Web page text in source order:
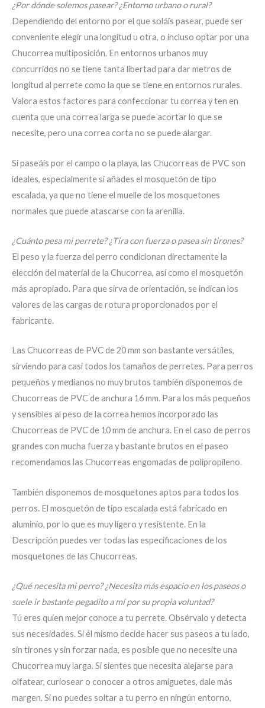
¿Por dónde solemos pasear? ¿Entorno urbano o rural?
Dependiendo del entorno por el que soláis pasear, puede ser
conveniente elegir una longitud u otra, o incluso optar por una
Chucorrea multiposición. En entornos urbanos muy
concurridos no se tiene tanta libertad para dar metros de
longitud al perrete como la que se tiene en entornos rurales.
Valora estos factores para confeccionar tu correa y ten en
cuenta que una correa larga se puede acortar lo que se
necesite, pero una correa corta no se puede alargar.
Si paseáis por el campo o la playa, las Chucorreas de PVC son
ideales, especialmente si añades el mosquetón de tipo
escalada, ya que no tiene el muelle de los mosquetones
normales que puede atascarse con la arenilla.
¿Cuánto pesa mi perrete? ¿Tira con fuerza o pasea sin tirones?
El peso y la fuerza del perro condicionan directamente la
elección del material de la Chucorrea, así como el mosquetón
más apropiado. Para que sirva de orientación, se indican los
valores de las cargas de rotura proporcionados por el
fabricante.
Las Chucorreas de PVC de 20 mm son bastante versátiles,
sirviendo para casi todos los tamaños de perretes. Para perros
pequeños y medianos no muy brutos también disponemos de
Chucorreas de PVC de anchura 16 mm. Para los más pequeños
y sensibles al peso de la correa hemos incorporado las
Chucorreas de PVC de 10 mm de anchura. En el caso de perros
grandes con mucha fuerza y bastante brutos en el paseo
recomendamos las Chucorreas engomadas de polipropileno.
También disponemos de mosquetones aptos para todos los
perros. El mosquetón de tipo escalada está fabricado en
aluminio, por lo que es muy ligero y resistente. En la
Descripción puedes ver todas las especificaciones de los
mosquetones de las Chucorreas.
¿Qué necesita mi perro? ¿Necesita más espacio en los paseos o
suele ir bastante pegadito a mí por su propia voluntad?
Tú eres quien mejor conoce a tu perrete. Obsérvalo y detecta
sus necesidades. Si él mismo decide hacer sus paseos a tu lado,
sin tirones y sin forzar nada, es posible que no necesite una
Chucorrea muy larga. Si sientes que necesita alejarse para
olfatear, curiosear o conocer a otros amiguetes, dale más
margen. Si no puedes soltar a tu perro en ningún entorno,